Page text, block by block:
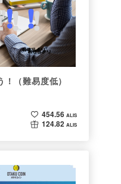
（難易度低）
454.56 ALIS
124.82 ALIS